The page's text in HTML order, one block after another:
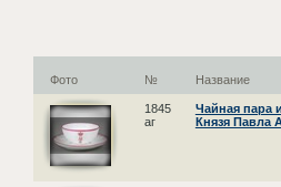
Фото № Название
1845
аг
Чайная пара
Князя Павла